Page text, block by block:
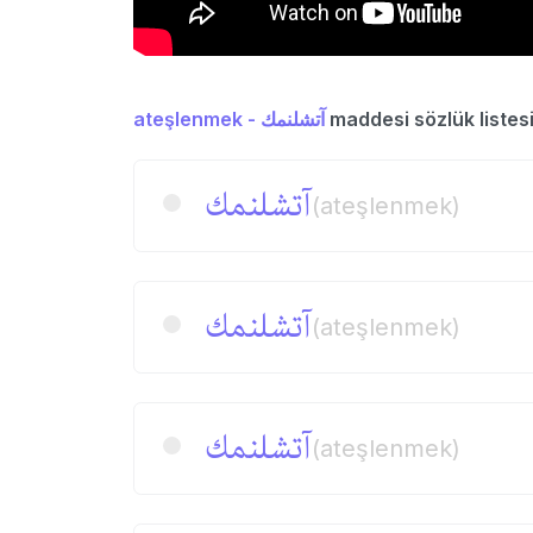
ateşlenmek - آتشلنمك maddesi sözlük listesi
آتشلنمك(ateşlenmek)
آتشلنمك(ateşlenmek)
آتشلنمك(ateşlenmek)